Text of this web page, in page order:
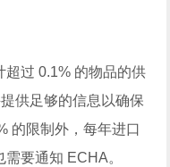
过 0.1% 的物品的供
供足够的信息以确保
的限制外，每年进口
要通知 ECHA。